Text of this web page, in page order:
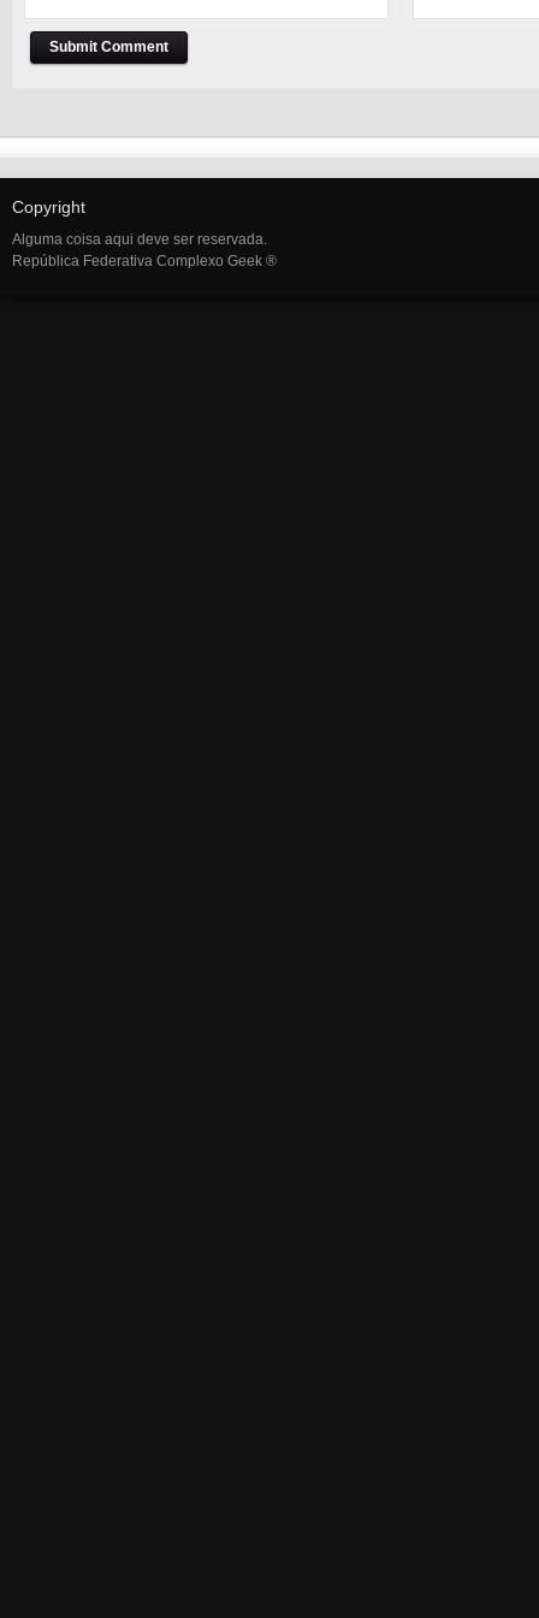
Copyright
Alguma coisa aqui deve ser reservada.
República Federativa Complexo Geek ®